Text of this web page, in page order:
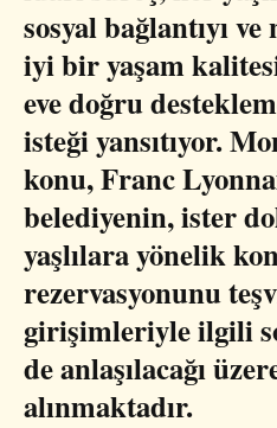
sosyal bağlantıyı
iyi bir yaşam
eve doğru
isteği yansıtıyor.
konu, Franc
belediyenin, ister
yaşlılara yönelik
rezervasyonunu
girişimleriyle ilgili
de anlaşılacağı
alınmaktadır.